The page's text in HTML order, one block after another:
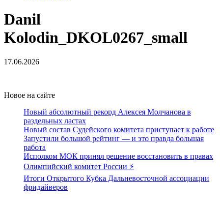
Danil
Kolodin_DKOL0267_small
17.06.2026
Новое на сайте
Новый абсолютный рекорд Алексея Молчанова в
раздельных ластах
Новый состав Судейского комитета приступает к работе
Запустили большой рейтинг — и это правда большая
работа
Исполком МОК принял решение восстановить в правах
Олимпийский комитет России ⚡️
Итоги Открытого Кубка Дальневосточной ассоциации
фридайверов